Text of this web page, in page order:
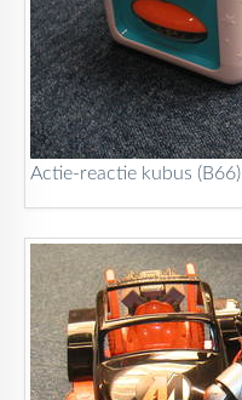
Actie-reactie kubus (B66)